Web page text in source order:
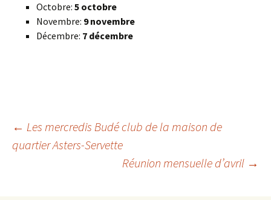
Octobre: 5 octobre
Novembre: 9 novembre
Décembre: 7 décembre
Navigation
← Les mercredis Budé club de la maison de
quartier Asters-Servette
Réunion mensuelle d’avril →